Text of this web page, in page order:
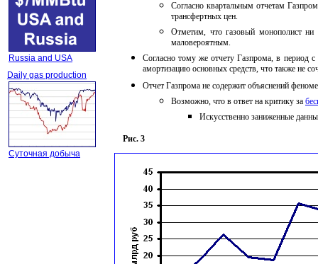
Russia and USA
Daily gas production
Суточная добыча
Согласно квартальным отчетам
трансфертных цен.
Отметим, что газовый монополист ни
маловероятным.
Согласно тому же отчету Газпрома, в период с
амортизацию основных средств, что также не
Отчет Газпрома не содержит объяснений
Возможно, что в ответ на критику за
Искусственно заниженные
Рис. 3